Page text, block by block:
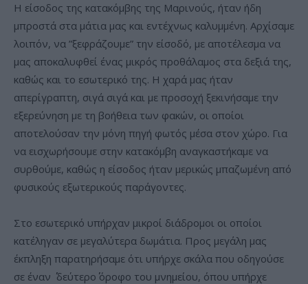
Η είσοδος της κατακόμβης της Μαρινούς, ήταν ήδη
μπροστά στα μάτια μας και εντέχνως καλυμμένη. Αρχίσαμε
λοιπόν, να ”ξεφράζουμε” την είσοδό, με αποτέλεσμα να
μας αποκαλυφθεί ένας μικρός προθάλαμος στα δεξιά της,
καθώς και το εσωτερικό της. Η χαρά μας ήταν
απερίγραπτη, σιγά σιγά και με προσοχή ξεκινήσαμε την
εξερεύνηση με τη βοήθεια των φακών, οι οποίοι
αποτελούσαν την μόνη πηγή φωτός μέσα στον χώρο. Για
να εισχωρήσουμε στην κατακόμβη αναγκαστήκαμε να
συρθούμε, καθώς η είσοδος ήταν μερικώς μπαζωμένη από
φυσικούς εξωτερικούς παράγοντες.
Στο εσωτερικό υπήρχαν μικροί διάδρομοι οι οποίοι
κατέληγαν σε μεγαλύτερα δωμάτια. Προς μεγάλη μας
έκπληξη παρατηρήσαμε ότι υπήρχε σκάλα που οδηγούσε
σε έναν ΄΄ δεύτερο΄΄ όροφο του μνημείου, όπου υπήρχε